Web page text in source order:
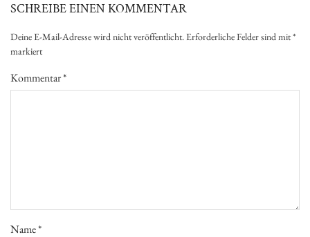
SCHREIBE EINEN KOMMENTAR
Deine E-Mail-Adresse wird nicht veröffentlicht.Erforderliche Felder sind mit*
markiert
Kommentar*
Name*